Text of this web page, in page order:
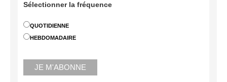
Sélectionner la fréquence
QUOTIDIENNE
HEBDOMADAIRE